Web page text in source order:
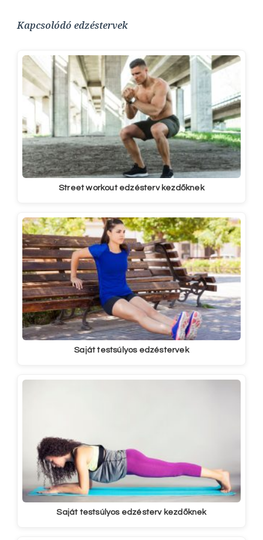
Kapcsolódó edzéstervek
Street workout edzésterv kezdőknek
Saját testsúlyos edzéstervek
Saját testsúlyos edzésterv kezdőknek